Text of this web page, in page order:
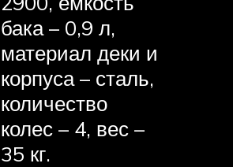
бака – 0,9 л,
материал деки и
корпуса – сталь,
количество
колес – 4, вес –
35 кг.